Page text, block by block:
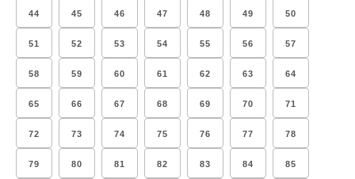
44 45 46 47 48 49 50
51 52 53 54 55 56 57
58 59 60 61 62 63 64
65 66 67 68 69 70 71
72 73 74 75 76 77 78
79 80 81 82 83 84 85